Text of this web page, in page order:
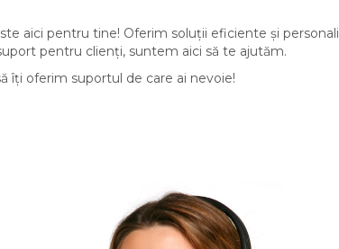
aici pentru tine! Oferim soluții eficiente și
pentru clienți, suntem aici să te ajutăm.
îți oferim suportul de care ai nevoie!